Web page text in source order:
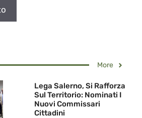
More
Lega Salerno, Si Rafforza
Sul Territorio: Nominati I
Nuovi Commissari
Cittadini